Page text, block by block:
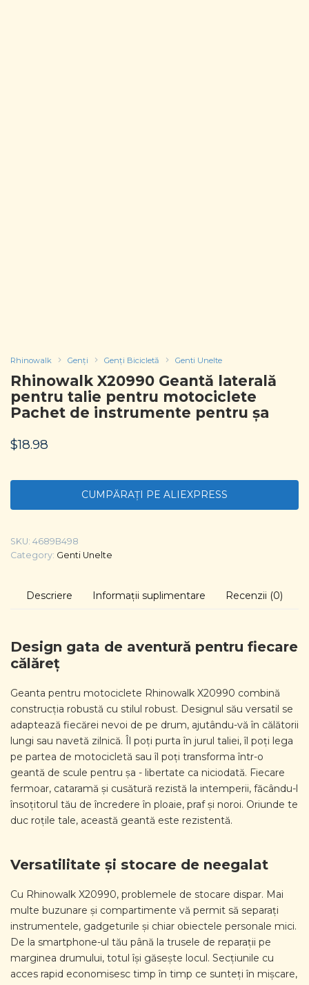
Rhinowalk Genți Genți Bicicletă Genti Unelte
Rhinowalk X20990 Geantă laterală
pentru talie pentru motociclete
Pachet de instrumente pentru șa
$18.98
CUMPĂRAȚI PE ALIEXPRESS
SKU: 4689B498
Category: Genti Unelte
Descriere Informații suplimentare Recenzii (0)
Design gata de aventură pentru fiecare
călăreț
Geanta pentru motociclete Rhinowalk X20990 combină
construcția robustă cu stilul robust. Designul său versatil se
adaptează fiecărei nevoi de pe drum, ajutându-vă în călătorii
lungi sau navetă zilnică. Îl poți purta în jurul taliei, îl poți lega
pe partea de motocicletă sau îl poți transforma într-o
geantă de scule pentru șa - libertate ca niciodată. Fiecare
fermoar, cataramă și cusătură rezistă la intemperii, făcându-l
însoțitorul tău de încredere în ploaie, praf și noroi. Oriunde te
duc roțile tale, această geantă este rezistentă.
Versatilitate și stocare de neegalat
Cu Rhinowalk X20990, problemele de stocare dispar. Mai
multe buzunare și compartimente vă permit să separați
instrumentele, gadgeturile și chiar obiectele personale mici.
De la smartphone-ul tău până la trusele de reparații pe
marginea drumului, totul își găsește locul. Secțiunile cu
acces rapid economisesc timp în timp ce sunteți în mișcare,